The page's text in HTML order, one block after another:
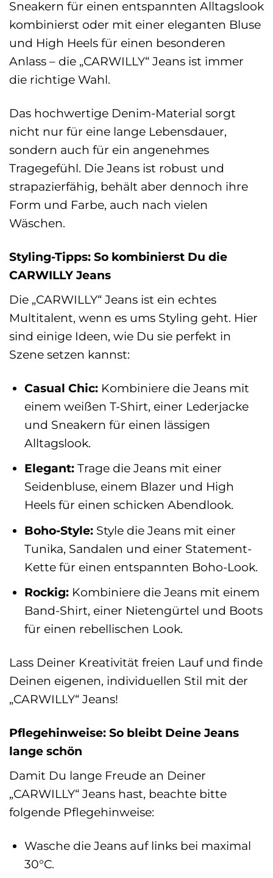
Sneakern für einen entspannten Alltagslook
kombinierst oder mit einer eleganten Bluse
und High Heels für einen besonderen
Anlass – die „CARWILLY“ Jeans ist immer
die richtige Wahl.
Das hochwertige Denim-Material sorgt
nicht nur für eine lange Lebensdauer,
sondern auch für ein angenehmes
Tragegefühl. Die Jeans ist robust und
strapazierfähig, behält aber dennoch ihre
Form und Farbe, auch nach vielen
Wäschen.
Styling-Tipps: So kombinierst Du die
CARWILLY Jeans
Die „CARWILLY“ Jeans ist ein echtes
Multitalent, wenn es ums Styling geht. Hier
sind einige Ideen, wie Du sie perfekt in
Szene setzen kannst:
Casual Chic:Kombiniere die Jeans mit
einem weißen T-Shirt, einer Lederjacke
und Sneakern für einen lässigen
Alltagslook.
Elegant:Trage die Jeans mit einer
Seidenbluse, einem Blazer und High
Heels für einen schicken Abendlook.
Boho-Style:Style die Jeans mit einer
Tunika, Sandalen und einer Statement-
Kette für einen entspannten Boho-Look.
Rockig:Kombiniere die Jeans mit einem
Band-Shirt, einer Nietengürtel und Boots
für einen rebellischen Look.
Lass Deiner Kreativität freien Lauf und finde
Deinen eigenen, individuellen Stil mit der
„CARWILLY“ Jeans!
Pflegehinweise: So bleibt Deine Jeans
lange schön
Damit Du lange Freude an Deiner
„CARWILLY“ Jeans hast, beachte bitte
folgende Pflegehinweise:
Wasche die Jeans auf links bei maximal
30°C.